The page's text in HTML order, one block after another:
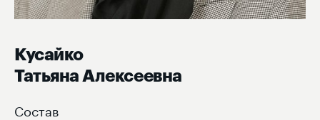
Кусайко
Татьяна Алексеевна
Состав